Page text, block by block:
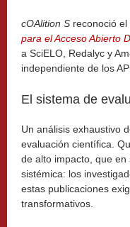
cOAlition S reconoció
para el Acceso Abierto
a SciELO, Redalyc y
independiente de los
El sistema de
Un análisis exhaustivo
evaluación científica.
de alto impacto, que
sistémica: los
estas publicaciones
transformativos.